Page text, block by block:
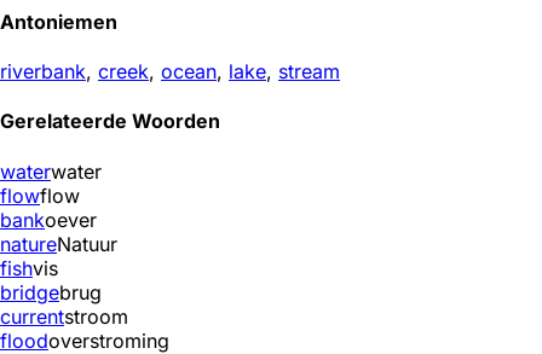
Antoniemen
riverbank, creek, ocean, lake, stream
Gerelateerde Woorden
waterwater
flowflow
bankoever
natureNatuur
fishvis
bridgebrug
currentstroom
floodoverstroming